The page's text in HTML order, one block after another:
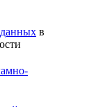
данных в